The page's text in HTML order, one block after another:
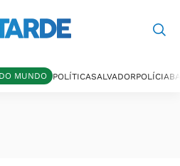
MUNDO POLÍTICASALVADORPOLÍCIA